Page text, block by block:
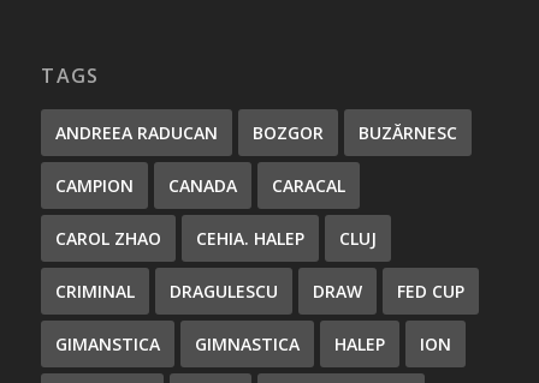
TAGS
ANDREEA RADUCAN BOZGOR BUZĂRNESC
CAMPION CANADA CARACAL
CAROL ZHAO CEHIA. HALEP CLUJ
CRIMINAL DRAGULESCU DRAW FED CUP
GIMANSTICA GIMNASTICA HALEP ION